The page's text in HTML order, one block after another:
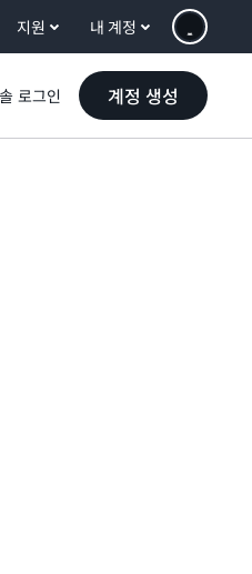
지원 내 계정
로그인 계정 생성